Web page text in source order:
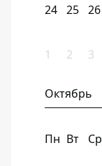
24 25 26
1 2 3
Октябрь
Пн Вт Ср